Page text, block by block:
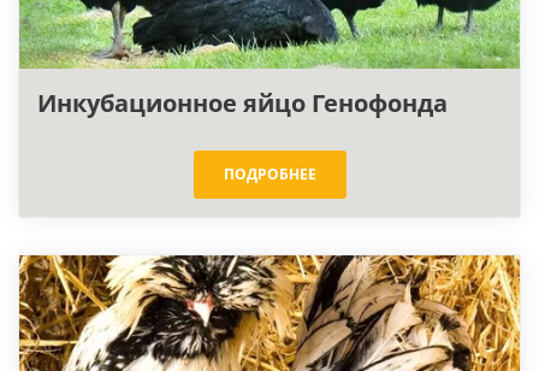
Инкубационное яйцо Генофонда
ПОДРОБНЕЕ